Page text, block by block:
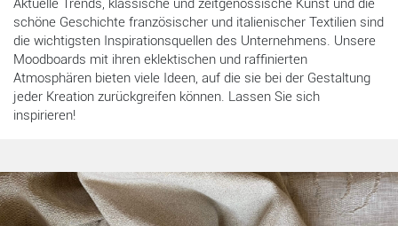
Aktuelle Trends, klassische und zeitgenössische Kunst und die
schöne Geschichte französischer und italienischer Textilien sind
die wichtigsten Inspirationsquellen des Unternehmens. Unsere
Moodboards mit ihren eklektischen und raffinierten
Atmosphären bieten viele Ideen, auf die sie bei der Gestaltung
jeder Kreation zurückgreifen können. Lassen Sie sich
inspirieren!